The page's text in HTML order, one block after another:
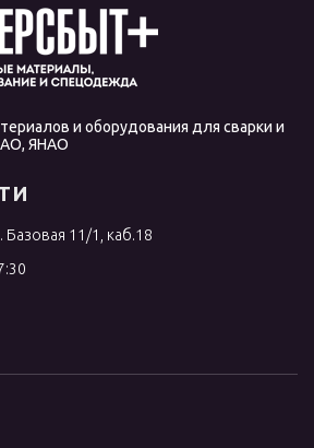
и оборудования для сварки и
ЯНАО
Базовая 11/1, каб.18